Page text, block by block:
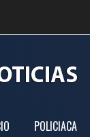
POLICIACA